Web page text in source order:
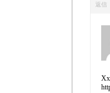
返信